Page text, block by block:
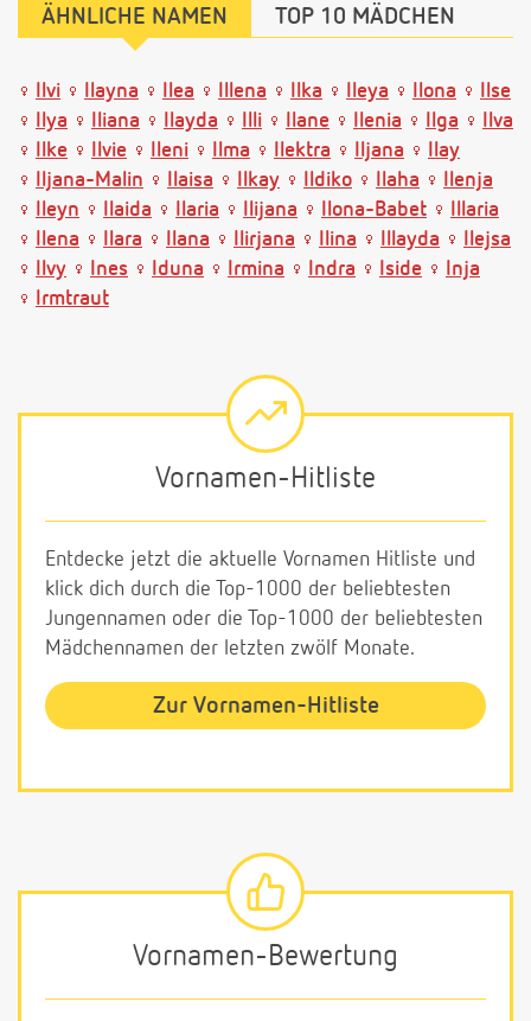
ÄHNLICHE NAMEN TOP 10 MÄDCHEN
Ilvi Ilayna Ilea Illena Ilka Ileya Ilona
Ilse
Ilya
Iliana Ilayda Illi Ilane Ilenia Ilga
Ilva
Ilke
Ilvie Ileni Ilma Ilektra Iljana
Ilay
Iljana-Malin
Ilaisa Ilkay Ildiko Ilaha
Ilenja
Ileyn
Ilaida Ilaria Ilijana Ilona-Babet
Illaria
Ilena
Ilara Ilana Ilirjana Ilina Illayda
Ilejsa
Ilvy
Ines Iduna Irmina Indra Iside
Inja
Irmtraut
Vornamen-Hitliste
Entdecke jetzt die aktuelle Vornamen Hitliste und
klick dich durch die Top-1000 der beliebtesten
Jungennamen oder die Top-1000 der beliebtesten
Mädchennamen der letzten zwölf Monate.
Zur Vornamen-Hitliste
Vornamen-Bewertung